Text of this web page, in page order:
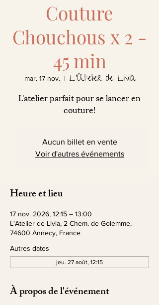
Couture
Chouchous x 2 -
45 min
mar. 17 nov.
  |
L'Atelier de Livia
L'atelier parfait pour se lancer en
couture!
Aucun billet en vente
Voir d'autres événements
Heure et lieu
17 nov. 2026, 12:15 – 13:00
L'Atelier de Livia, 2 Chem. de Golemme,
74600 Annecy, France
Autres dates
jeu. 27 août, 12:15
À propos de l'événement